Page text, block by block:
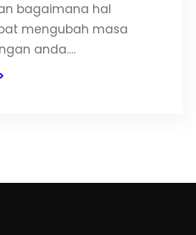
bagaimana hal
mengubah masa
anda.…